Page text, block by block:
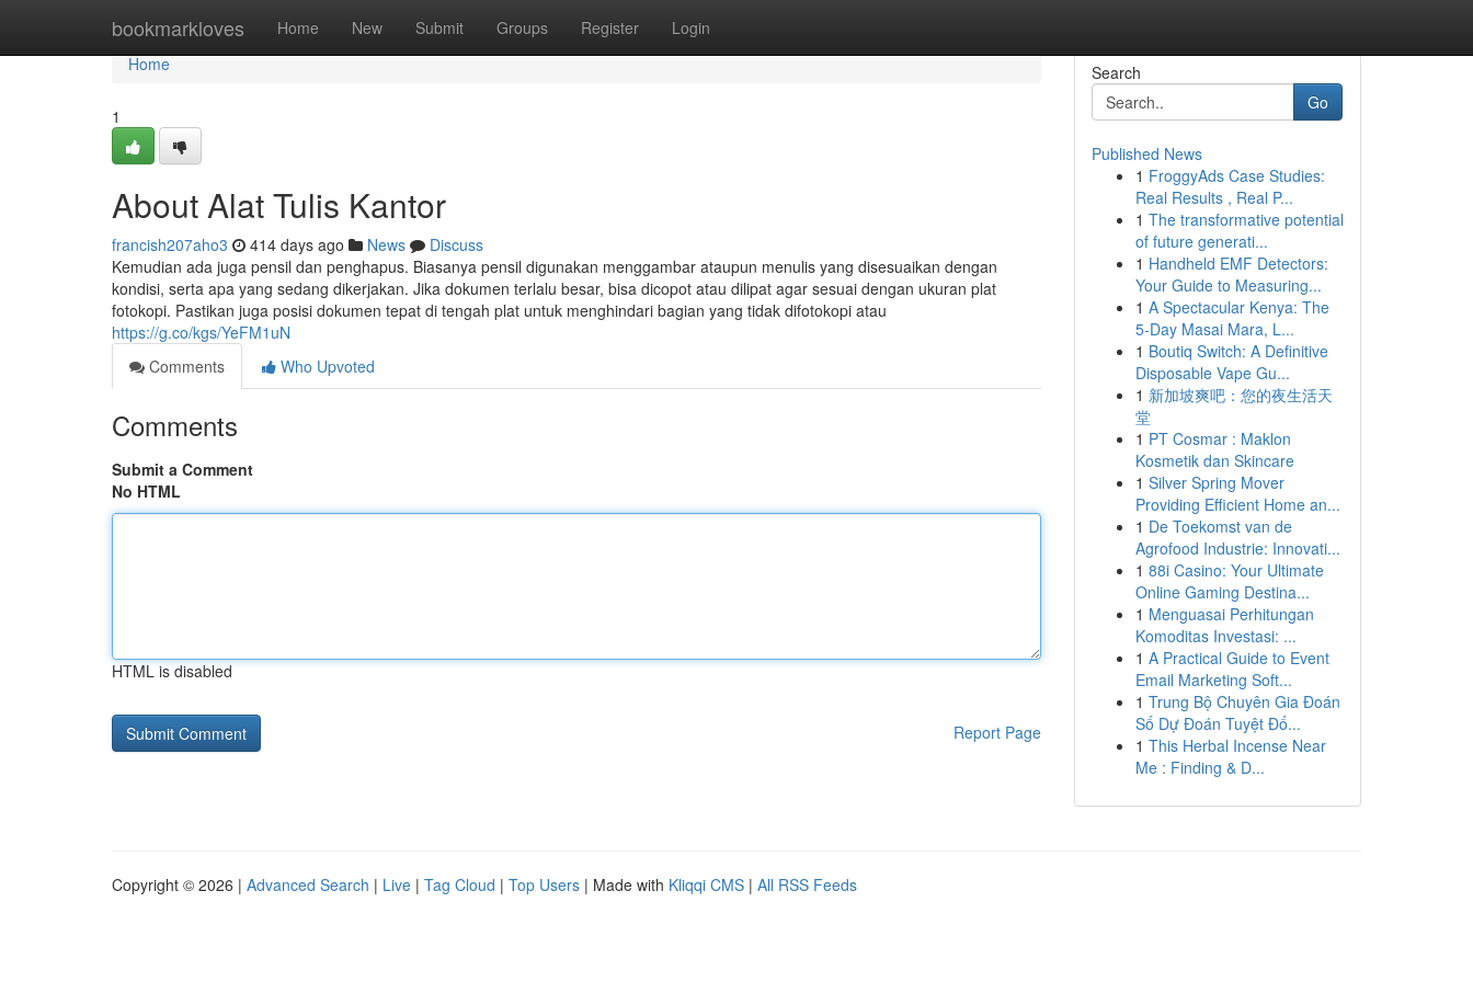
bookmarkloves Home New Submit Groups Register Login
Home
Home
1
About Alat Tulis Kantor
francish207aho3 414 days ago News
Discuss
Kemudian ada juga pensil dan penghapus. Biasanya pensil digunakan menggambar ataupun menulis yang disesuaikan dengan
kondisi, serta apa yang sedang dikerjakan. Jika dokumen terlalu besar, bisa dicopot atau dilipat agar sesuai dengan ukuran plat
fotokopi. Pastikan juga posisi dokumen tepat di tengah plat untuk menghindari bagian yang tidak difotokopi atau
https://g.co/kgs/YeFM1uN
Comments
Who Upvoted
Comments
Submit a Comment
No HTML
HTML is disabled
Report Page
Search
Go
Published News
1 FroggyAds Case Studies:
Real Results , Real P...
1 The transformative potential
of future generati...
1 Handheld EMF Detectors:
Your Guide to Measuring...
1 A Spectacular Kenya: The
5-Day Masai Mara, L...
1 Boutiq Switch: A Definitive
Disposable Vape Gu...
1 新加坡爽吧：您的夜生活天
堂
1 PT Cosmar : Maklon
Kosmetik dan Skincare
1 Silver Spring Mover
Providing Efficient Home an...
1 De Toekomst van de
Agrofood Industrie: Innovati...
1 88i Casino: Your Ultimate
Online Gaming Destina...
1 Menguasai Perhitungan
Komoditas Investasi: ...
1 A Practical Guide to Event
Email Marketing Soft...
1 Trung Bộ Chuyên Gia Đoán
Số Dự Đoán Tuyệt Đố...
1 This Herbal Incense Near
Me : Finding & D...
Copyright © 2026 | Advanced Search | Live | Tag Cloud | Top Users | Made with Kliqqi CMS | All RSS Feeds